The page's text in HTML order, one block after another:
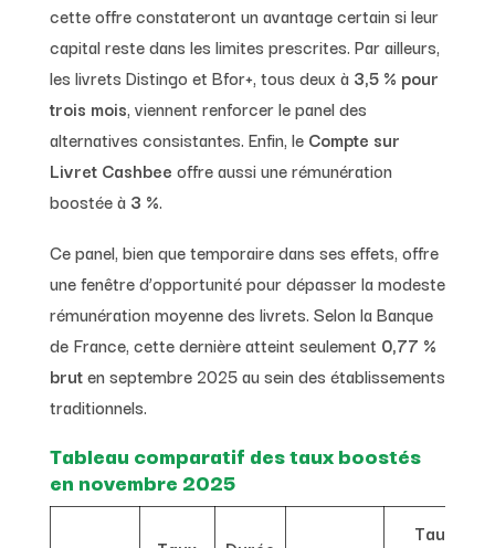
cette offre constateront un avantage certain si leur
capital reste dans les limites prescrites. Par ailleurs,
les livrets Distingo et Bfor+, tous deux à 3,5 % pour
trois mois, viennent renforcer le panel des
alternatives consistantes. Enfin, le Compte sur
Livret Cashbee offre aussi une rémunération
boostée à 3 %.
Ce panel, bien que temporaire dans ses effets, offre
une fenêtre d’opportunité pour dépasser la modeste
rémunération moyenne des livrets. Selon la Banque
de France, cette dernière atteint seulement 0,77 %
bruten septembre 2025 au sein des établissements
traditionnels.
Tableau comparatif des taux boostés
en novembre 2025
Taux